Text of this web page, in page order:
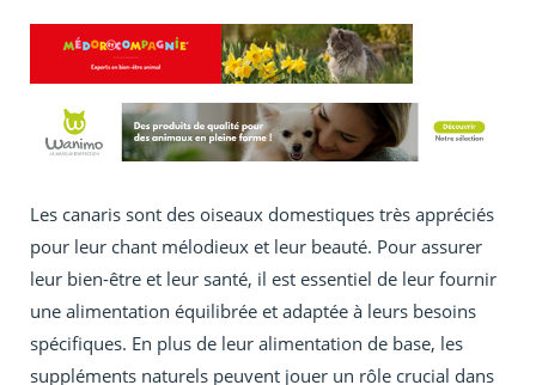
Les canaris sont des oiseaux domestiques très appréciés
pour leur chant mélodieux et leur beauté. Pour assurer
leur bien-être et leur santé, il est essentiel de leur fournir
une alimentation équilibrée et adaptée à leurs besoins
spécifiques. En plus de leur alimentation de base, les
suppléments naturels peuvent jouer un rôle crucial dans